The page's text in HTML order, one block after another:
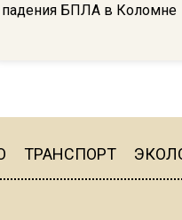
падения БПЛА в Коломне
ТРАНСПОРТ